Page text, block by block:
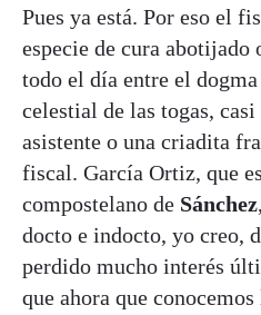
Pues ya está. Por eso el
especie de cura abotijado
todo el día entre el
celestial de las togas,
asistente o una criadita
fiscal. García Ortiz, que
compostelano de Sánchez
docto e indocto, yo creo,
perdido mucho interés
que ahora que